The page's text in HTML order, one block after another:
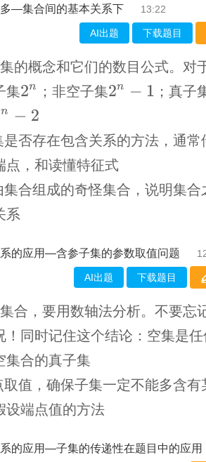
—集合间的基本关系下 13:22
AI出题 下载题目
的概念和它们的数目公式。对
集2n ；非空子集2n−
；真子
−
否存在包含关系的方法，通常
点，和读懂特征式
合组成的奇怪集合，说明集合
系
的应用—含参子集的参数取值问题
AI出题 下载题目
合，要用数轴法分析。不要忘
！同时记住这个结论：空集是
集合的真子集
值，确保子集一定不能多含有
设端点值的方法
的应用—子集的传递性在题目中的应用